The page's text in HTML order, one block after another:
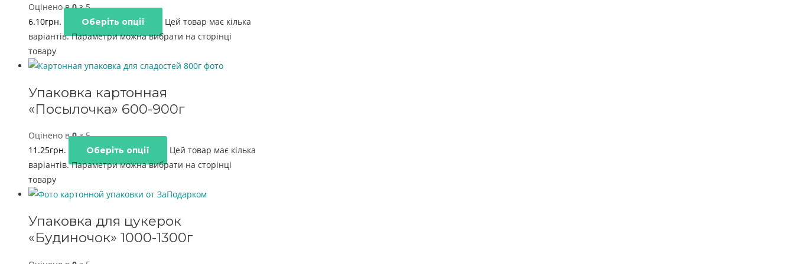
Оцінено в0з 5
6.10грн. Оберіть опції
Цей товар має кілька
варіантів. Параметри можна вибрати на сторінці
товару
Упаковка картонная
«Посылочка» 600-900г
Оцінено в0з 5
11.25грн. Оберіть опції
Цей товар має кілька
варіантів. Параметри можна вибрати на сторінці
товару
Упаковка для цукерок
«Будиночок» 1000-1300г